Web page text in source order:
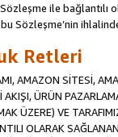
ile bağlantılı
Sözleşme’nin
Retleri
AMAZON SİTESİ,
AKIŞI, ÜRÜN
ÜZERE) VE
OLARAK